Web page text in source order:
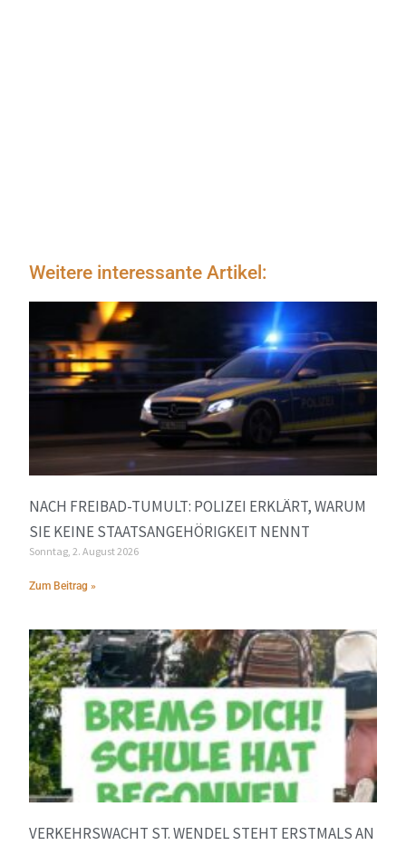
Weitere interessante Artikel:
NACH FREIBAD-TUMULT: POLIZEI ERKLÄRT, WARUM
SIE KEINE STAATSANGEHÖRIGKEIT NENNT
Sonntag, 2. August 2026
Zum Beitrag »
VERKEHRSWACHT ST. WENDEL STEHT ERSTMALS AN